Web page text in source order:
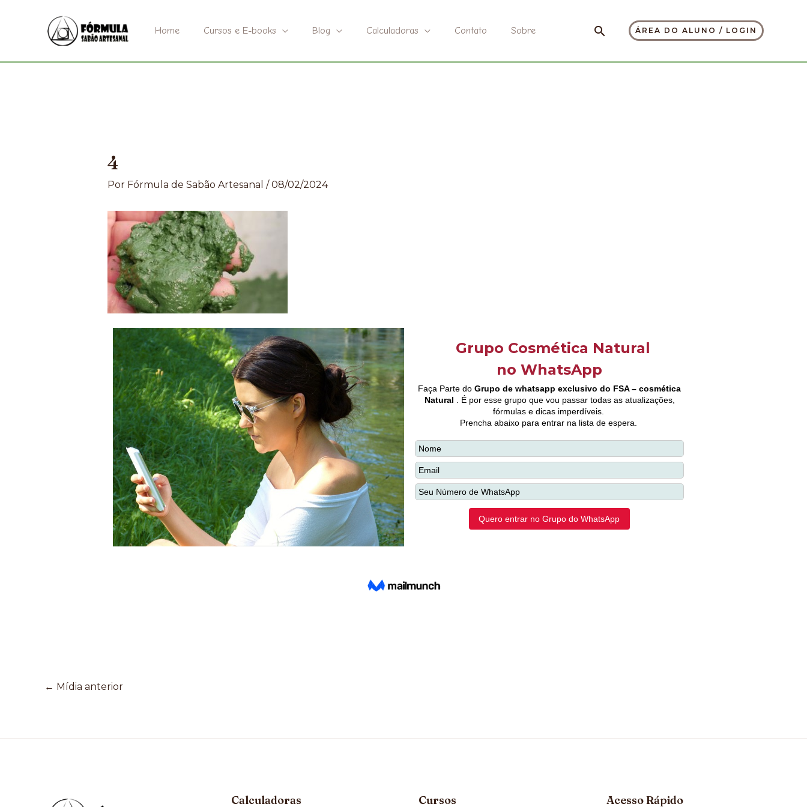
conteúdo
Home Cursos e E-books Blog Calculadoras Contato Sobre PesquisarÁREA DO ALUNO / LOGIN
4
Por Fórmula de Sabão Artesanal /08/02/2024
← Mídia anterior
Calculadoras Cursos Acesso Rápido